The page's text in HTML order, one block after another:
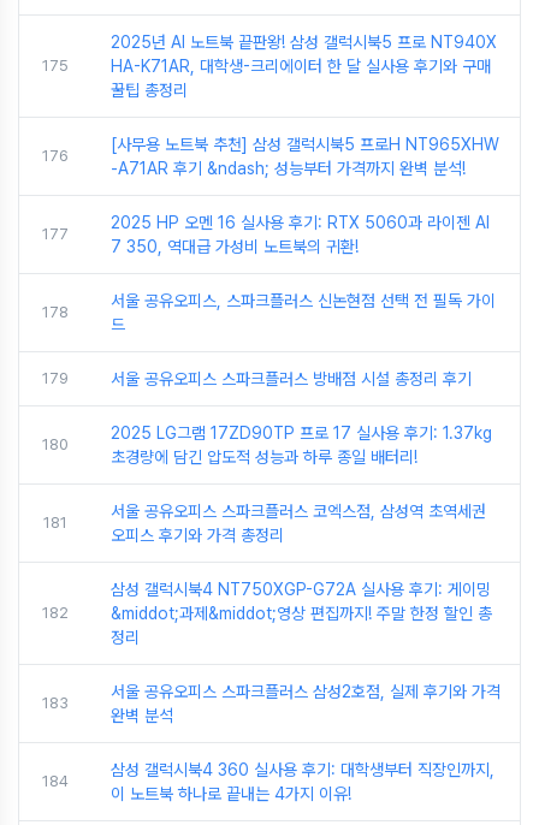
175
2025년 AI 노트북 끝판왕! 삼성 갤럭시북5 프로 NT940X
HA-K71AR, 대학생-크리에이터 한 달 실사용 후기와 구매
꿀팁 총정리
176
[사무용 노트북 추천] 삼성 갤럭시북5 프로H NT965XHW
-A71AR 후기 &ndash; 성능부터 가격까지 완벽 분석!
177
2025 HP 오멘 16 실사용 후기: RTX 5060과 라이젠 AI
7 350, 역대급 가성비 노트북의 귀환!
178
서울 공유오피스, 스파크플러스 신논현점 선택 전 필독 가이
드
179 서울 공유오피스 스파크플러스 방배점 시설 총정리 후기
180
2025 LG그램 17ZD90TP 프로 17 실사용 후기: 1.37kg
초경량에 담긴 압도적 성능과 하루 종일 배터리!
181
서울 공유오피스 스파크플러스 코엑스점, 삼성역 초역세권
오피스 후기와 가격 총정리
182
삼성 갤럭시북4 NT750XGP-G72A 실사용 후기: 게이밍
&middot;과제&middot;영상 편집까지! 주말 한정 할인 총
정리
183
서울 공유오피스 스파크플러스 삼성2호점, 실제 후기와 가격
완벽 분석
184
삼성 갤럭시북4 360 실사용 후기: 대학생부터 직장인까지,
이 노트북 하나로 끝내는 4가지 이유!